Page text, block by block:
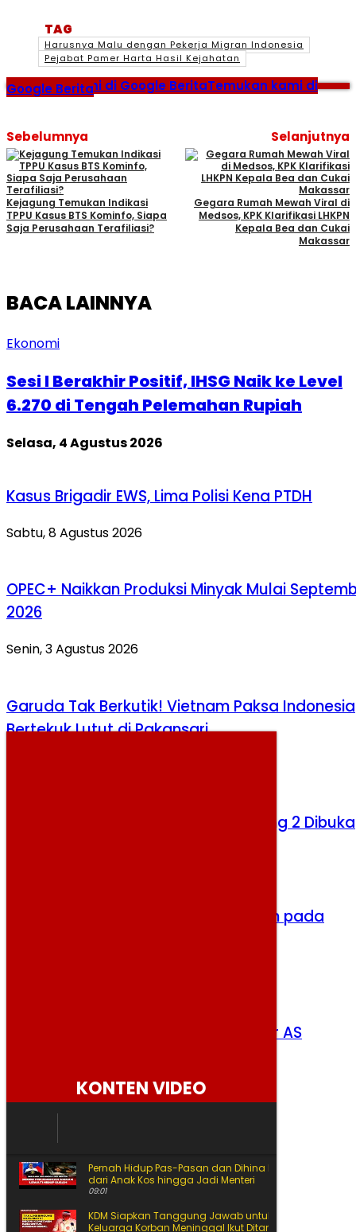
TAG
Harusnya Malu dengan Pekerja Migran Indonesia
Pejabat Pamer Harta Hasil Kejahatan
Temukan kami di Google BeritaTemukan kami di
Google Berita
Sebelumnya
Kejagung Temukan Indikasi
TPPU Kasus BTS Kominfo, Siapa
Saja Perusahaan Terafiliasi?
Selanjutnya
Gegara Rumah Mewah Viral di
Medsos, KPK Klarifikasi LHKPN
Kepala Bea dan Cukai
Makassar
BACA LAINNYA
Ekonomi
Sesi I Berakhir Positif, IHSG Naik ke Level
6.270 di Tengah Pelemahan Rupiah
Selasa, 4 Agustus 2026
Kasus Brigadir EWS, Lima Polisi Kena PTDH
Sabtu, 8 Agustus 2026
OPEC+ Naikkan Produksi Minyak Mulai
2026
Senin, 3 Agustus 2026
Garuda Tak Berkutik! Vietnam Paksa Indonesia
Bertekuk Lutut di Pakansari
Tiket Upacara 17 Agustus Gelombang 2 Dibuka
Ekonomi Kaltara Tumbuh 4,96 Persen pada
Rupiah Menguat ke Rp17.911 per Dolar AS
KONTEN VIDEO
Pernah Hidup Pas-Pasan dan Dihina Ini Jalan Amran
dari Anak Kos hingga Jadi Menteri
09:01
KDM Siapkan Tanggung Jawab untuk Korban Begal
Keluarga Korban Meninggal Ikut Ditanggung